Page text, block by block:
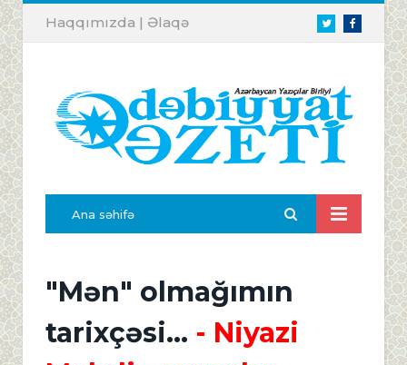
TwitterFacebook
Haqqımızda | Əlaqə
Ana səhifə
"Mən" olmağımın
tarixçəsi... - Niyazi